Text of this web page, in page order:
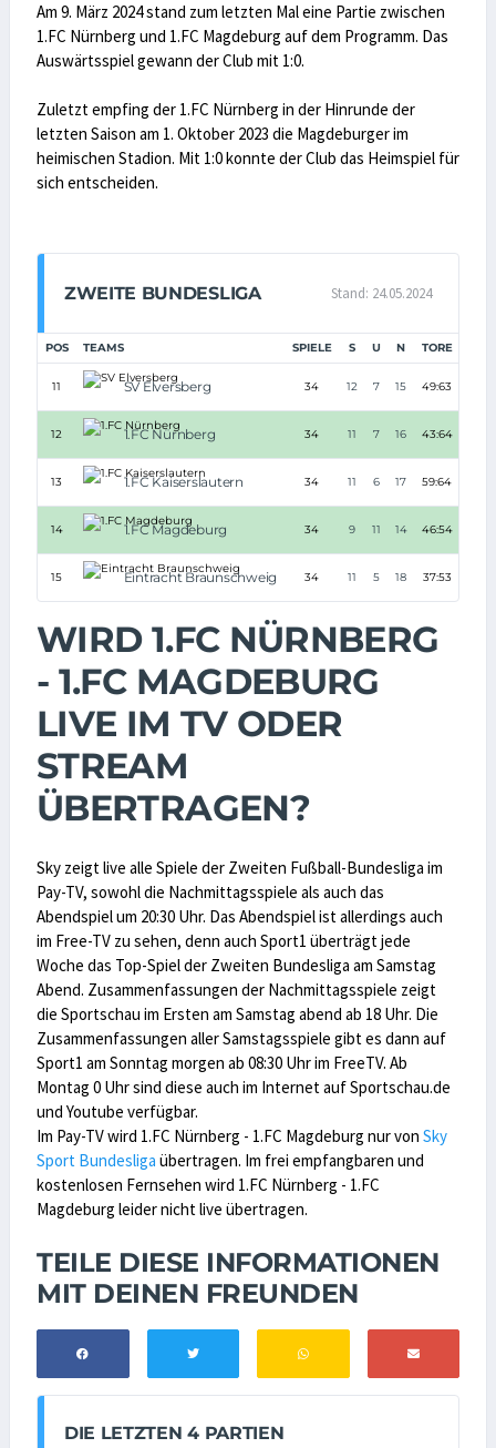
Am 9. März 2024 stand zum letzten Mal eine Partie zwischen
1.FC Nürnberg und 1.FC Magdeburg auf dem Programm. Das
Auswärtsspiel gewann der Club mit 1:0.
Zuletzt empfing der 1.FC Nürnberg in der Hinrunde der
letzten Saison am 1. Oktober 2023 die Magdeburger im
heimischen Stadion. Mit 1:0 konnte der Club das Heimspiel für
sich entscheiden.
ZWEITE BUNDESLIGA Stand: 24.05.2024
POS TEAMS SPIELE S U N TORE
11 SV Elversberg 34 12 7 15 49:63
12 1.FC Nürnberg 34 11 7 16 43:64
13 1.FC Kaiserslautern 34 11 6 17 59:64
14 1.FC Magdeburg 34 9 11 14 46:54
15 Eintracht Braunschweig 34 11 5 18 37:53
WIRD 1.FC NÜRNBERG
- 1.FC MAGDEBURG
LIVE IM TV ODER
STREAM
ÜBERTRAGEN?
Sky zeigt live alle Spiele der Zweiten Fußball-Bundesliga im
Pay-TV, sowohl die Nachmittagsspiele als auch das
Abendspiel um 20:30 Uhr. Das Abendspiel ist allerdings auch
im Free-TV zu sehen, denn auch Sport1 überträgt jede
Woche das Top-Spiel der Zweiten Bundesliga am Samstag
Abend. Zusammenfassungen der Nachmittagsspiele zeigt
die Sportschau im Ersten am Samstag abend ab 18 Uhr. Die
Zusammenfassungen aller Samstagsspiele gibt es dann auf
Sport1 am Sonntag morgen ab 08:30 Uhr im FreeTV. Ab
Montag 0 Uhr sind diese auch im Internet auf Sportschau.de
und Youtube verfügbar.
Im Pay-TV wird 1.FC Nürnberg - 1.FC Magdeburg nur von Sky
Sport Bundesliga übertragen. Im frei empfangbaren und
kostenlosen Fernsehen wird 1.FC Nürnberg - 1.FC
Magdeburg leider nicht live übertragen.
TEILE DIESE INFORMATIONEN
MIT DEINEN FREUNDEN
DIE LETZTEN 4 PARTIEN